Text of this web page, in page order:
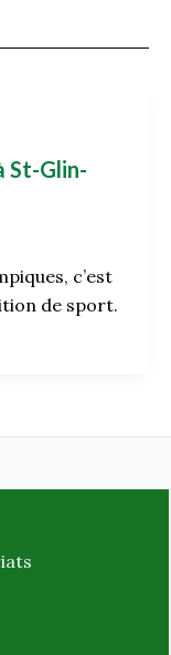
St-Glin-
c’est
de sport.